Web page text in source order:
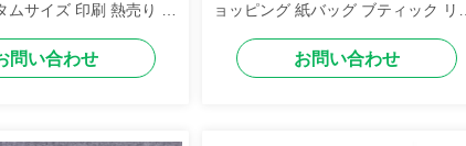
ムサイズ 印刷 熱売り ギ
ゴ
問い合わせ
ョッピング 紙バッグ ブティック リサ
イクル可能な ギフト バッグ
お問い合わせ